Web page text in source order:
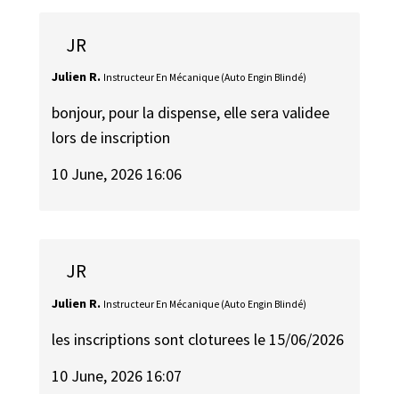
JR
Julien R. Instructeur En Mécanique (Auto Engin Blindé)
bonjour, pour la dispense, elle sera validee
lors de inscription
10 June, 2026 16:06
JR
Julien R. Instructeur En Mécanique (Auto Engin Blindé)
les inscriptions sont cloturees le 15/06/2026
10 June, 2026 16:07